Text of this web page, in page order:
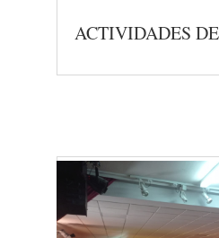
ACTIVIDADES